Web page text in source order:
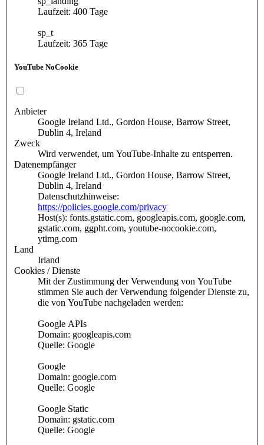
Laufzeit: 400 Tage
sp_t
Laufzeit: 365 Tage
YouTube NoCookie
Anbieter
Google Ireland Ltd., Gordon House, Barrow Street,
Dublin 4, Ireland
Zweck
Wird verwendet, um YouTube-Inhalte zu entsperren.
Datenempfänger
Google Ireland Ltd., Gordon House, Barrow Street,
Dublin 4, Ireland
Datenschutzhinweise:
https://policies.google.com/privacy
Host(s): fonts.gstatic.com, googleapis.com, google.com,
gstatic.com, ggpht.com, youtube-nocookie.com,
ytimg.com
Land
Irland
Cookies / Dienste
Mit der Zustimmung der Verwendung von YouTube
stimmen Sie auch der Verwendung folgender Dienste zu,
die von YouTube nachgeladen werden:
Google APIs
Domain: googleapis.com
Quelle: Google
Google
Domain: google.com
Quelle: Google
Google Static
Domain: gstatic.com
Quelle: Google